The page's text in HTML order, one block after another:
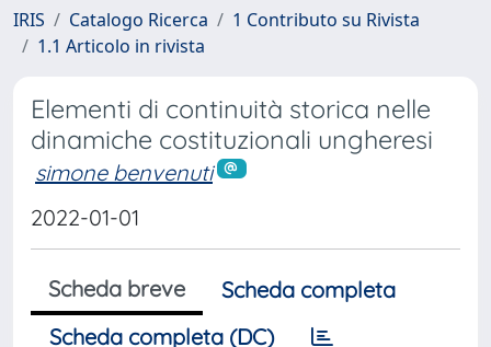
IRIS Catalogo Ricerca
1 Contributo su Rivista
1.1 Articolo in rivista
Elementi di continuità storica nelle
dinamiche costituzionali ungheresi
simone benvenuti
2022-01-01
Scheda breve
Scheda completa
Scheda completa (DC)